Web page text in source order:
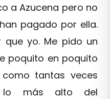
a Azucena pero no
pagado por ella.
que yo. Me pido un
poquito en poquito
tantas veces
lo más alto del